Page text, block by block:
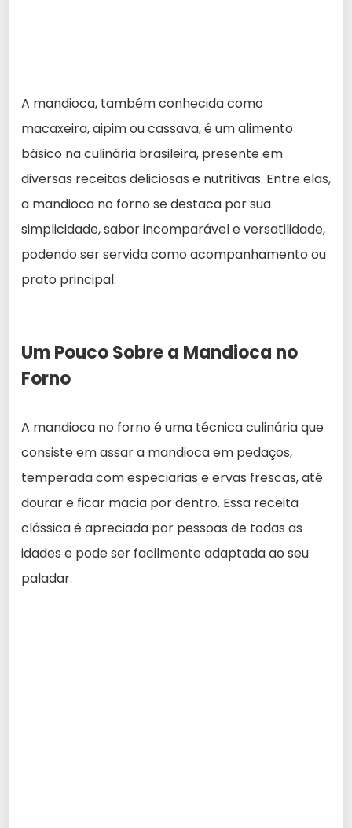
A mandioca, também conhecida como
macaxeira, aipim ou cassava, é um alimento
básico na culinária brasileira, presente em
diversas receitas deliciosas e nutritivas. Entre elas,
a mandioca no forno se destaca por sua
simplicidade, sabor incomparável e versatilidade,
podendo ser servida como acompanhamento ou
prato principal.
Um Pouco Sobre a Mandioca no
Forno
A mandioca no forno é uma técnica culinária que
consiste em assar a mandioca em pedaços,
temperada com especiarias e ervas frescas, até
dourar e ficar macia por dentro. Essa receita
clássica é apreciada por pessoas de todas as
idades e pode ser facilmente adaptada ao seu
paladar.